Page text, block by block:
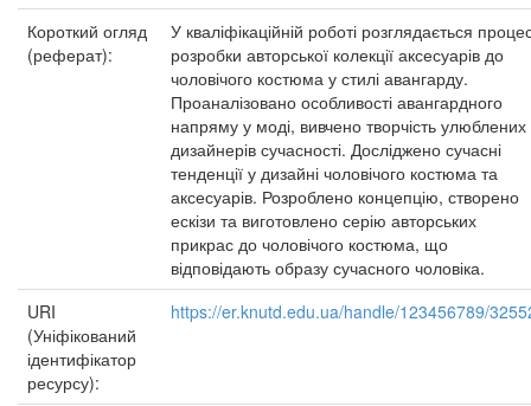
Короткий огляд
(реферат):
У кваліфікаційній роботі розглядається
розробки авторської колекції аксесуарів до
чоловічого костюма у стилі авангарду.
Проаналізовано особливості авангардного
напряму у моді, вивчено творчість улюблених
дизайнерів сучасності. Досліджено сучасні
тенденції у дизайні чоловічого костюма та
аксесуарів. Розроблено концепцію, створено
ескізи та виготовлено серію авторських
прикрас до чоловічого костюма, що
відповідають образу сучасного чоловіка.
URI
(Уніфікований
ідентифікатор
ресурсу):
https://er.knutd.edu.ua/handle/123456789/